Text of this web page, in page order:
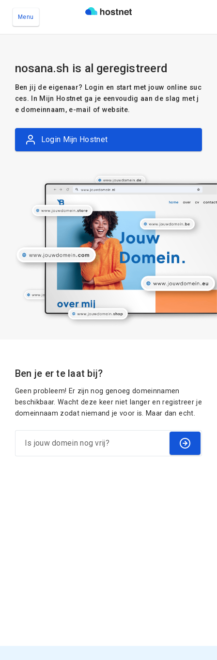
Menu
nosana.sh is al geregistreerd
Ben jij de eigenaar? Login en start met jouw online suc
ces. In Mijn Hostnet ga je eenvoudig aan de slag met j
e domeinnaam, e-mail of website.
Login Mijn Hostnet
Ben je er te laat bij?
Geen probleem! Er zijn nog genoeg domeinnamen
beschikbaar. Wacht deze keer niet langer en registreer je
domeinnaam zodat niemand je voor is. Maar dan echt.